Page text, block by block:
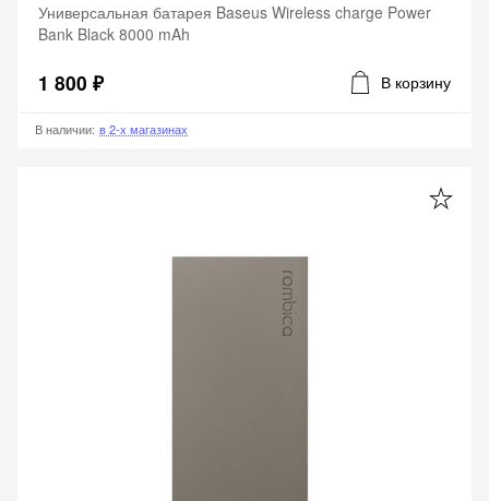
Универсальная батарея Baseus Wireless charge Power
Bank Black 8000 mAh
1 800 ₽ В корзину
В наличии: в 2-х магазинах